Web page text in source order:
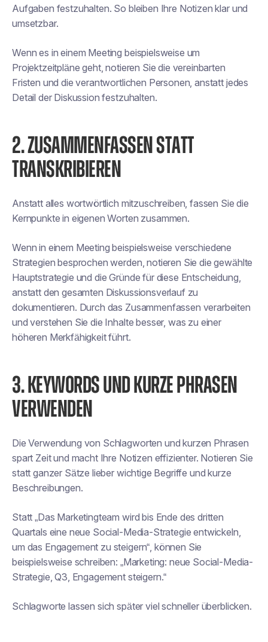
Aufgaben festzuhalten. So bleiben Ihre Notizen klar und
umsetzbar.
Wenn es in einem Meeting beispielsweise um
Projektzeitpläne geht, notieren Sie die vereinbarten
Fristen und die verantwortlichen Personen, anstatt jedes
Detail der Diskussion festzuhalten.
2. ZUSAMMENFASSEN STATT
TRANSKRIBIEREN
Anstatt alles wortwörtlich mitzuschreiben, fassen Sie die
Kernpunkte in eigenen Worten zusammen.
Wenn in einem Meeting beispielsweise verschiedene
Strategien besprochen werden, notieren Sie die gewählte
Hauptstrategie und die Gründe für diese Entscheidung,
anstatt den gesamten Diskussionsverlauf zu
dokumentieren. Durch das Zusammenfassen verarbeiten
und verstehen Sie die Inhalte besser, was zu einer
höheren Merkfähigkeit führt.
3. KEYWORDS UND KURZE PHRASEN
VERWENDEN
Die Verwendung von Schlagworten und kurzen Phrasen
spart Zeit und macht Ihre Notizen effizienter. Notieren Sie
statt ganzer Sätze lieber wichtige Begriffe und kurze
Beschreibungen.
Statt „Das Marketingteam wird bis Ende des dritten
Quartals eine neue Social-Media-Strategie entwickeln,
um das Engagement zu steigern“, können Sie
beispielsweise schreiben: „Marketing: neue Social-Media-
Strategie, Q3, Engagement steigern.“
Schlagworte lassen sich später viel schneller überblicken.